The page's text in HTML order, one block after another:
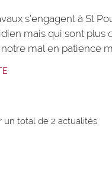
s'engagent à St
mais qui sont plus
mal en patience
un total de 2 actualités